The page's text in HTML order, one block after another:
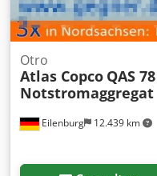
Eilenburg 12.439 km
Otro
Atlas Copco QAS 78
Notstromaggregat